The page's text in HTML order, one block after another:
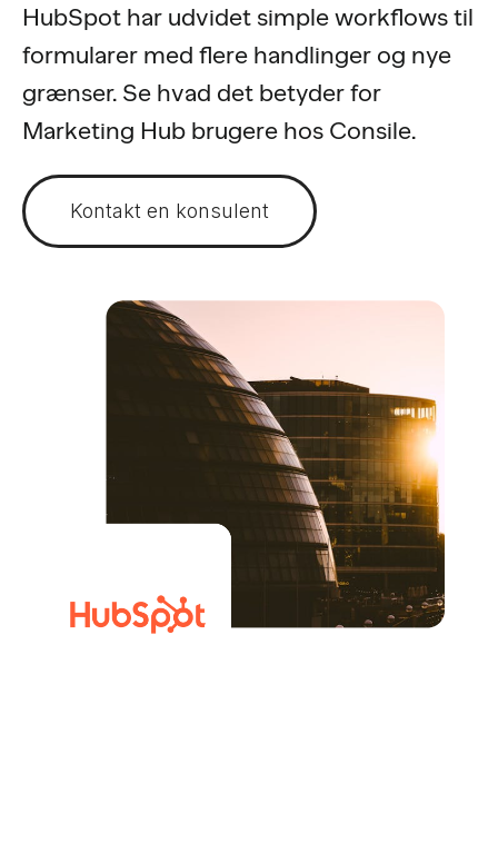
HubSpot har udvidet simple workflows til
formularer med flere handlinger og nye
grænser. Se hvad det betyder for
Marketing Hub brugere hos Consile.
Kontakt en konsulent